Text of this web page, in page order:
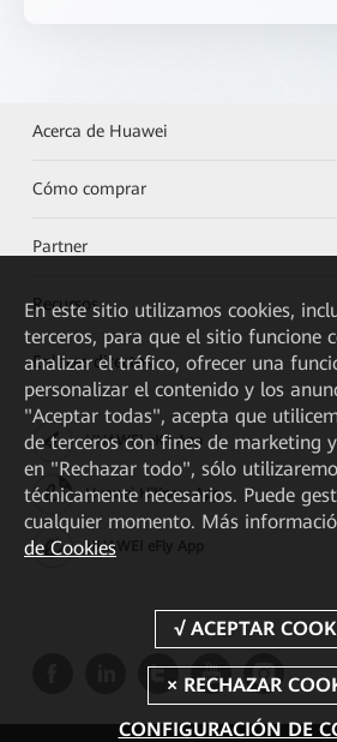
Acerca de Huawei
Cómo comprar
Partner
Recursos
Enlaces directos
HUAWEI eKit App
Huawei HiKnow App
HUAWEI eFly App
En este sitio utilizamos cookies,
terceros, para que el sitio funcione
analizar el tráfico, ofrecer una
personalizar el contenido y los
"Aceptar todas", acepta que
de terceros con fines de marketing
en "Rechazar todo", sólo
técnicamente necesarios. Puede
cualquier momento. Más
de Cookies
CONFIGURACIÓN DE